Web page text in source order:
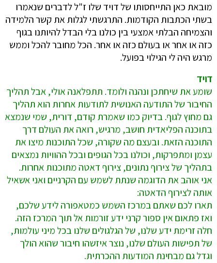
מובאת כאן התייחסותו של דויד שלו ז"ל לדברים שנאמרו
בשתי הכתבות הקודמות. התרגשתי לגלות את קשר הלמידה
והצמיחה הבלתי אמצעי בין כולנו בלי הבדל להיותנו בגוף
כזה או אחר או בעולם כזה או אחר. הכל מחובר להכל וממש
מרגש היה לי הגילוי בפועל.
דויד
שומע את שיחתכן ונהנה ולומד. תתפלאנה אולי, אבל תהליך
החיבור של התודעה האנושית לתודעות אחרות הוא תהליך
גם מחוץ לגוף. בדיוק כמו שאמרת קודם, דורית, שמי שנמצא
בתוכנה הפליאדית חושב, מרגיש, רואה את העולם דרך
התוכנה הזאת. ובעצם מה שקורה, שכל התוכנות מיצו את
עצמן ומתפרקות, וכולנו בכל הגופים ובכל ההוויות נמצאים
בתהליך של צירוף נתונים, צירוף דאטה מתוכנות אחרות.
אני אוהב את הדוגמה שנתת לשמש עם הקרניים ואני אשאיל
אותה לצירוף הדאטה:
תארו לכם שאתם במרכז השמש כמטאפורה לידע שלכם,
ואז פתאום אין ספור קרני ידע זורמות אל תוך המרכז הזה.
חלה זרימת ידע שלנו, של הגלגולים שלנו בכל מיני עולמות,
של תפישות העולם שלנו, נוצר איזשהו חיבור שהוא הולך
וגדל גם מבחינת המודעות ההכרתית.